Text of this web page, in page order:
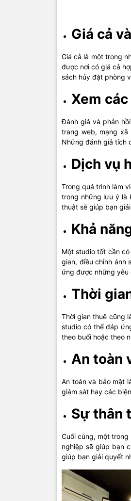
Giá cả
Giá cả là một trong
được nơi có giá cả
sách hủy đặt phòng
Xem
Đánh giá và phản
trang web, mạng
Những đánh giá tích
Dịch vụ
Trong quá trình làm
trong những lưu ý là
thuật sẽ giúp bạn
Khả
Một studio tốt cần
gian, điều chỉnh ánh
ứng được những yêu
Thời
Thời gian thuê cũng
studio có thể đáp
theo buổi hoặc theo
An toàn
An toàn và bảo mật
giám sát hay các
Sự thân
Cuối cùng, một
nghiệp sẽ giúp bạn
giúp bạn giải quyết